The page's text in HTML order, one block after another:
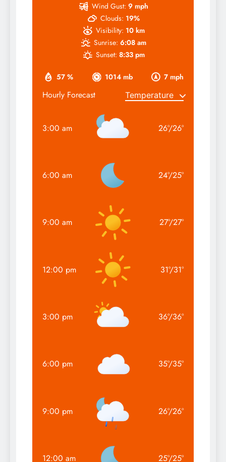
57 % 1014 mb 7 mph
Wind Gust: 9 mph
Clouds: 19%
Visibility: 10 km
Sunrise: 6:08 am
Sunset: 8:33 pm
Hourly Forecast
3:00 am 26°/26°
6:00 am 24°/25°
9:00 am 27°/27°
12:00 pm 31°/31°
3:00 pm 36°/36°
6:00 pm 35°/35°
9:00 pm 26°/26°
12:00 am 25°/25°